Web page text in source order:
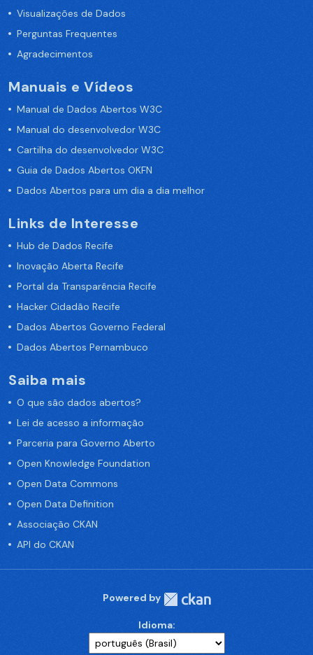
Visualizações de Dados
Perguntas Frequentes
Agradecimentos
Manuais e Vídeos
Manual de Dados Abertos W3C
Manual do desenvolvedor W3C
Cartilha do desenvolvedor W3C
Guia de Dados Abertos OKFN
Dados Abertos para um dia a dia melhor
Links de Interesse
Hub de Dados Recife
Inovação Aberta Recife
Portal da Transparência Recife
Hacker Cidadão Recife
Dados Abertos Governo Federal
Dados Abertos Pernambuco
Saiba mais
O que são dados abertos?
Lei de acesso a informação
Parceria para Governo Aberto
Open Knowledge Foundation
Open Data Commons
Open Data Definition
Associação CKAN
API do CKAN
Powered by
Idioma